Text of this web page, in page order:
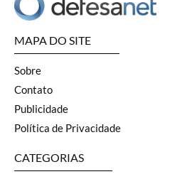
MAPA DO SITE
Sobre
Contato
Publicidade
Política de Privacidade
CATEGORIAS